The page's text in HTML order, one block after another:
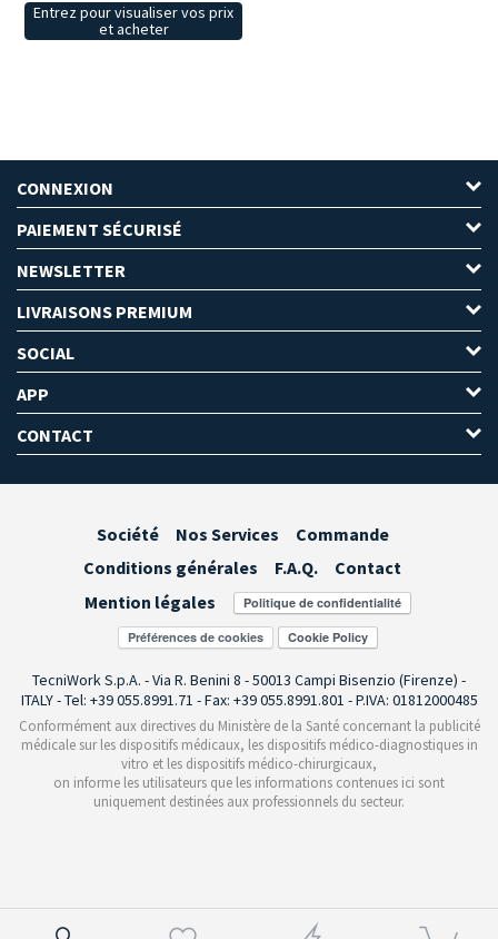
Entrez pour visualiser vos prix
et acheter
CONNEXION
PAIEMENT SÉCURISÉ
NEWSLETTER
LIVRAISONS PREMIUM
SOCIAL
APP
CONTACT
Société Nos Services
Commande
Conditions générales
F.A.Q.
Contact
Mention légales
Préférences de cookies
TecniWork S.p.A. - Via R. Benini 8 - 50013 Campi Bisenzio (Firenze) -
ITALY - Tel: +39 055.8991.71 - Fax: +39 055.8991.801 - P.IVA: 01812000485
Conformément aux directives du Ministère de la Santé concernant la publicité
médicale sur les dispositifs médicaux, les dispositifs médico-diagnostiques in
vitro et les dispositifs médico-chirurgicaux,
on informe les utilisateurs que les informations contenues ici sont
uniquement destinées aux professionnels du secteur.